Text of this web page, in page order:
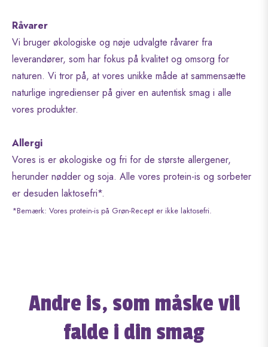
Råvarer
Vi bruger økologiske og nøje udvalgte råvarer fra
leverandører, som har fokus på kvalitet og omsorg for
naturen. Vi tror på, at vores unikke måde at sammensætte
naturlige ingredienser på giver en autentisk smag i alle
vores produkter.
Allergi
Vores is er økologiske og fri for de største allergener,
herunder nødder og soja. Alle vores protein-is og sorbeter
er desuden laktosefri*.
*Bemærk: Vores protein-is på Grøn-Recept er ikke laktosefri.
Andre is, som måske vil
falde i din smag